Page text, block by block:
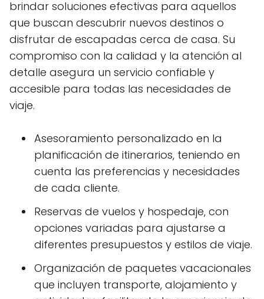
brindar soluciones efectivas para aquellos
que buscan descubrir nuevos destinos o
disfrutar de escapadas cerca de casa. Su
compromiso con la calidad y la atención al
detalle asegura un servicio confiable y
accesible para todas las necesidades de
viaje.
Asesoramiento personalizado en la
planificación de itinerarios, teniendo en
cuenta las preferencias y necesidades
de cada cliente.
Reservas de vuelos y hospedaje, con
opciones variadas para ajustarse a
diferentes presupuestos y estilos de viaje.
Organización de paquetes vacacionales
que incluyen transporte, alojamiento y